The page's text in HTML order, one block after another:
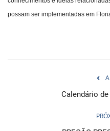
possam ser implementadas em
Calendário